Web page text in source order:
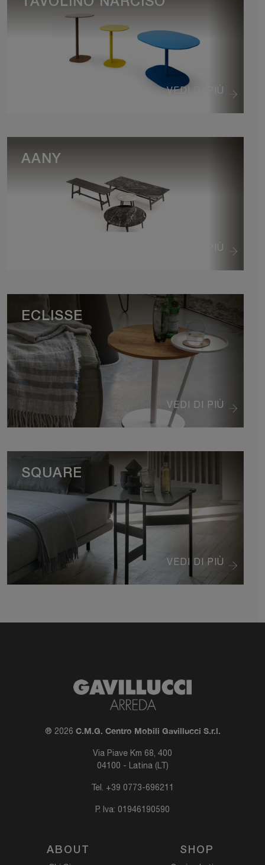
VEDI DI PIÙ
VEDI DI PIÙ
AANY
VEDI DI PIÙ
ECLISSE
VEDI DI PIÙ
SQUARE
® 2026 C.M.G. Centro Mobili Gavillucci S.r.l.
Via Piave Km 68, 400
04100 - Latina (LT)
Tel. +39 0773-696211
P. Iva: 01946190590
ABOUT
SHOP